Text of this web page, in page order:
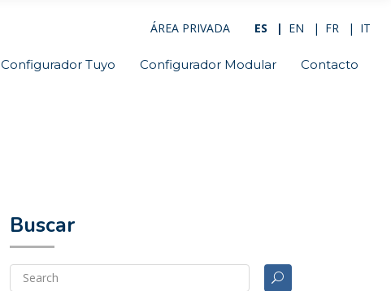
ÁREA PRIVADA ES EN FR IT
Configurador Tuyo Configurador Modular Contacto
Buscar